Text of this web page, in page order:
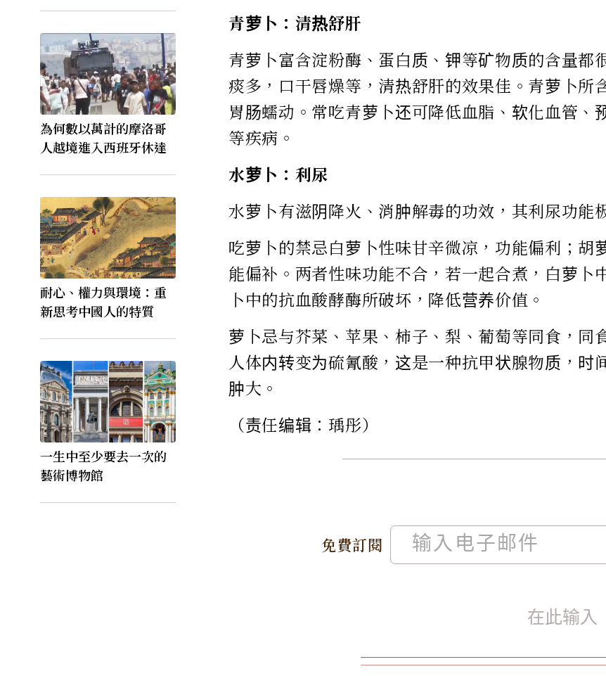
為何數以萬計的摩洛哥
人越境進入西班牙休達
耐心、權力與環境：重
新思考中國人的特質
一生中至少要去一次的
藝術博物館
青萝卜：清热舒肝
青萝卜富含淀粉酶、蛋白质、钾等矿物质的含量都
痰多，口干唇燥等，清热舒肝的效果佳。青萝卜所
胃肠蠕动。常吃青萝卜还可降低血脂、软化血管、
等疾病。
水萝卜：利尿
水萝卜有滋阴降火、消肿解毒的功效，其利尿功能
吃萝卜的禁忌白萝卜性味甘辛微凉，功能偏利；胡
能偏补。两者性味功能不合，若一起合煮，白萝卜
卜中的抗血酸酵酶所破坏，降低营养价值。
萝卜忌与芥菜、苹果、柿子、梨、葡萄等同食，同
人体内转变为硫氰酸，这是一种抗甲状腺物质，时
肿大。
（责任编辑：瑀彤）
免費訂閱